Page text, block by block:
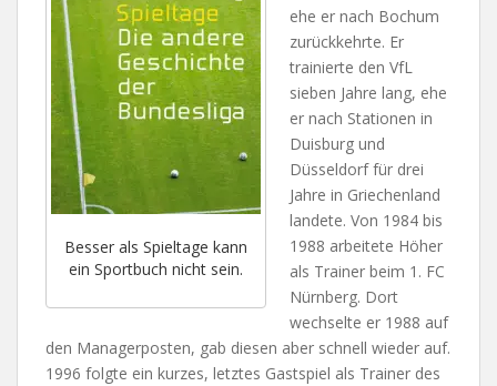
Besser als Spieltage kann
ein Sportbuch nicht sein.
ehe er nach Bochum
zurückkehrte. Er
trainierte den VfL
sieben Jahre lang, ehe
er nach Stationen in
Duisburg und
Düsseldorf für drei
Jahre in Griechenland
landete. Von 1984 bis
1988 arbeitete Höher
als Trainer beim 1. FC
Nürnberg. Dort
wechselte er 1988 auf
den Managerposten, gab diesen aber schnell wieder auf.
1996 folgte ein kurzes, letztes Gastspiel als Trainer des